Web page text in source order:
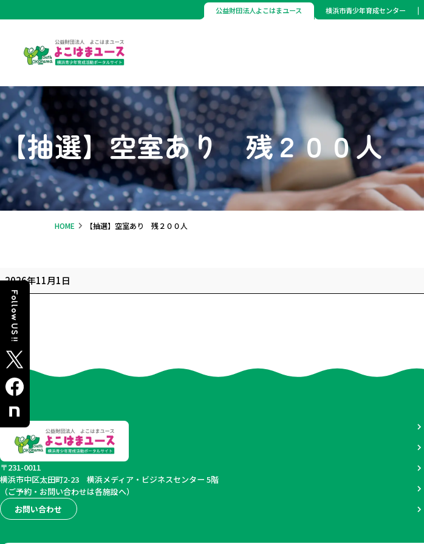
公益財団法人よこはまユース 横浜市青少年育成センター
【抽選】空室あり 残２００人
HOME 【抽選】空室あり 残２００人
【抽
選】
り
残
２
2026年11月1日
Follow US !!
〒231-0011
横浜市中区太田町2-23 横浜メディア・ビジネスセンター 5階
（ご予約・お問い合わせは各施設へ）
お問い合わせ